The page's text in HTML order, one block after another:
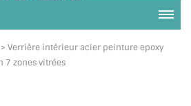
Verrière intérieur acier peinture epoxy
7 zones vitrées